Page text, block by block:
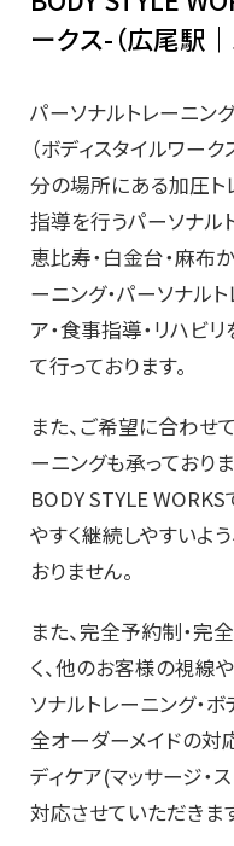
ークス-（広尾駅
パーソナルトレーニン
（ボディスタイルワー
分の場所にある加圧ト
指導を行うパーソナル
恵比寿・白金台・麻布
ーニング・パーソナルト
ア・食事指導・リハビ
て行っております。
また、ご希望に合わせ
ーニングも承っておりま
BODY STYLE
やすく継続しやすいよ
おりません。
また、完全予約制・
く、他のお客様の視線
ソナルトレーニング・
全オーダーメイドの対
ディケア(マッサージ・
対応させていただきま